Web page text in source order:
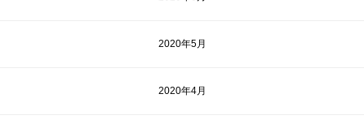
2020年5月
2020年4月